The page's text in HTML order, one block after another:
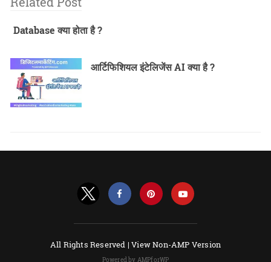
Database क्या होता है ?
आर्टिफिशियल इंटेलिजेंस AI क्या है ?
All Rights Reserved |View Non-AMP Version
Powered by AMPforWP